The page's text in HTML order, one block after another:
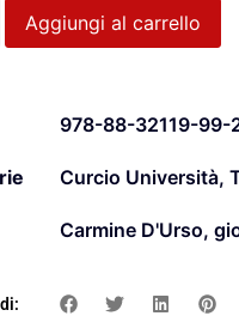
Aggiungi al carrello
978-88-32119-99-
Curcio Università,
Carmine D'Urso,